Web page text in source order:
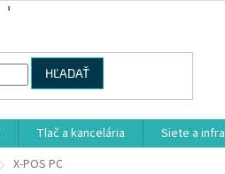
HĽADAŤ
Tlač a kancelária Siete a
X-POS PC